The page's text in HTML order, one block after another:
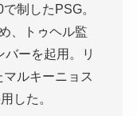
制したPSG。
、トゥヘル監
ーを起用。リ
ルキーニョス
した。